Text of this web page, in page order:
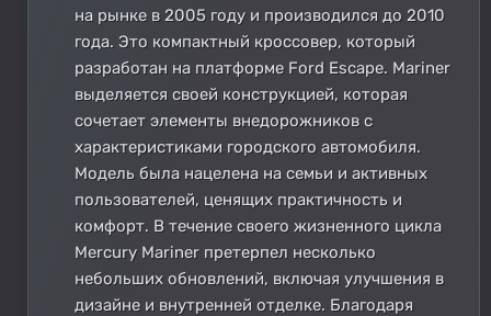
на рынке в 2005 году и производился до 2010
года. Это компактный кроссовер, который
разработан на платформе Ford Escape. Mariner
выделяется своей конструкцией, которая
сочетает элементы внедорожников с
характеристиками городского автомобиля.
Модель была нацелена на семьи и активных
пользователей, ценящих практичность и
комфорт. В течение своего жизненного цикла
Mercury Mariner претерпел несколько
небольших обновлений, включая улучшения в
дизайне и внутренней отделке. Благодаря